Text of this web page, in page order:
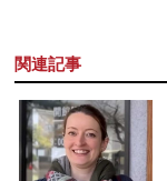
関連記事